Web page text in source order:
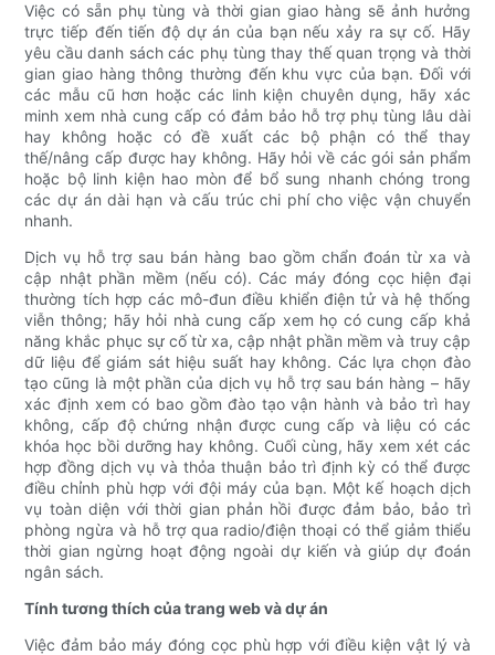
Việc có sẵn phụ tùng và thời gian giao hàng sẽ ảnh hưởng
trực tiếp đến tiến độ dự án của bạn nếu xảy ra sự cố. Hãy
yêu cầu danh sách các phụ tùng thay thế quan trọng và thời
gian giao hàng thông thường đến khu vực của bạn. Đối với
các mẫu cũ hơn hoặc các linh kiện chuyên dụng, hãy xác
minh xem nhà cung cấp có đảm bảo hỗ trợ phụ tùng lâu dài
hay không hoặc có đề xuất các bộ phận có thể thay
thế/nâng cấp được hay không. Hãy hỏi về các gói sản phẩm
hoặc bộ linh kiện hao mòn để bổ sung nhanh chóng trong
các dự án dài hạn và cấu trúc chi phí cho việc vận chuyển
nhanh.
Dịch vụ hỗ trợ sau bán hàng bao gồm chẩn đoán từ xa và
cập nhật phần mềm (nếu có). Các máy đóng cọc hiện đại
thường tích hợp các mô-đun điều khiển điện tử và hệ thống
viễn thông; hãy hỏi nhà cung cấp xem họ có cung cấp khả
năng khắc phục sự cố từ xa, cập nhật phần mềm và truy cập
dữ liệu để giám sát hiệu suất hay không. Các lựa chọn đào
tạo cũng là một phần của dịch vụ hỗ trợ sau bán hàng – hãy
xác định xem có bao gồm đào tạo vận hành và bảo trì hay
không, cấp độ chứng nhận được cung cấp và liệu có các
khóa học bồi dưỡng hay không. Cuối cùng, hãy xem xét các
hợp đồng dịch vụ và thỏa thuận bảo trì định kỳ có thể được
điều chỉnh phù hợp với đội máy của bạn. Một kế hoạch dịch
vụ toàn diện với thời gian phản hồi được đảm bảo, bảo trì
phòng ngừa và hỗ trợ qua radio/điện thoại có thể giảm thiểu
thời gian ngừng hoạt động ngoài dự kiến ​​và giúp dự đoán
ngân sách.
Tính tương thích của trang web và dự án
Việc đảm bảo máy đóng cọc phù hợp với điều kiện vật lý và